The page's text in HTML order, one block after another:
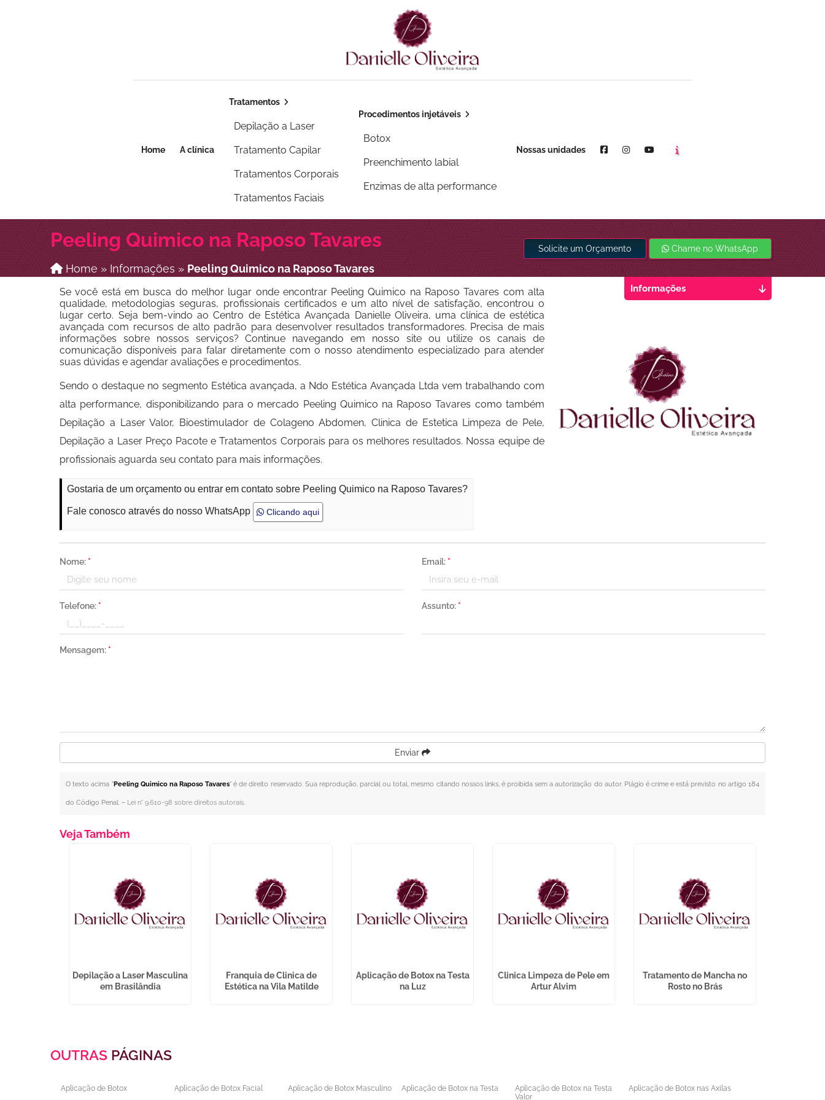
Home A clínica
Tratamentos
Depilação a Laser
Tratamento Capilar
Tratamentos Corporais
Tratamentos Faciais
Procedimentos injetáveis
Botox
Preenchimento labial
Enzimas de alta performance
Nossas unidades Youtube
Peeling Quimico na Raposo Tavares
Home » Informações » Peeling Quimico na Raposo Tavares
Solicite um Orçamento Chame no WhatsApp
Se você está em busca do melhor lugar onde encontrar Peeling Quimico na Raposo Tavares com alta
qualidade, metodologias seguras, profissionais certificados e um alto nível de satisfação, encontrou o
lugar certo. Seja bem-vindo ao Centro de Estética Avançada Danielle Oliveira, uma clínica de estética
avançada com recursos de alto padrão para desenvolver resultados transformadores. Precisa de mais
informações sobre nossos serviços? Continue navegando em nosso site ou utilize os canais de
comunicação disponíveis para falar diretamente com o nosso atendimento especializado para atender
suas dúvidas e agendar avaliações e procedimentos.
Sendo o destaque no segmento Estética avançada, a Ndo Estética Avançada Ltda vem trabalhando com
alta performance, disponibilizando para o mercado Peeling Quimico na Raposo Tavares como também
Depilação a Laser Valor, Bioestimulador de Colageno Abdomen, Clinica de Estetica Limpeza de Pele,
Depilação a Laser Preço Pacote e Tratamentos Corporais para os melhores resultados. Nossa equipe de
profissionais aguarda seu contato para mais informações.
Gostaria de um orçamento ou entrar em contato sobre Peeling Quimico na Raposo Tavares?
Fale conosco através do nosso WhatsApp Clicando aqui
Nome: * Email: *
Telefone: * Assunto: *
Mensagem: *
Enviar
O texto acima "Peeling Quimico na Raposo Tavares" é de direito reservado. Sua reprodução, parcial ou total, mesmo citando nossos links, é proibida sem a autorização do autor. Plágio é crime e está previsto no artigo 184
do Código Penal. – Lei n° 9.610-98 sobre direitos autorais.
Informações
Veja Também
Depilação a Laser Masculina
em Brasilândia
Franquia de Clinica de
Estética na Vila Matilde
Aplicação de Botox na Testa
na Luz
Clinica Limpeza de Pele em
Artur Alvim
Tratamento de Mancha no
Rosto no Brás
OUTRAS PÁGINAS
Aplicação de Botox Aplicação de Botox Facial Aplicação de Botox Masculino Aplicação de Botox na Testa
Aplicação de Botox na Testa
Valor
Aplicação de Botox nas Axilas